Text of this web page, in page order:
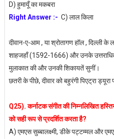
D) हुमायूँ का मकबरा
Right Answer :- C) लाल किला
दीवान-ए-आम , या श्रोतागण हॉल , दिल्ली
शाहजहाँ (1592-1666) और उनके
मुलाकात की और उनकी शिकायतें सुनीं।
छतरी के पीछे, दीवार को बहुरंगी पिएट्रा
Q25). कर्नाटक संगीत की निम्नलिखित
को सही रूप से प्रदर्शित करता है?
A) एमएस सुब्बालक्ष्मी, डीके पट्टम्मल और